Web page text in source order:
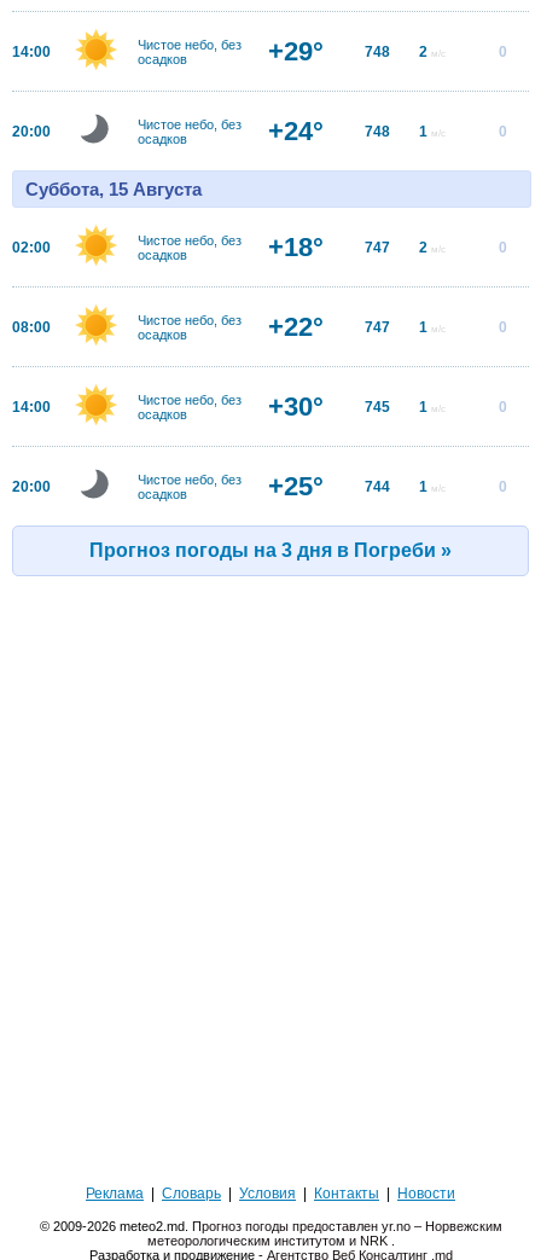
14:00
Чистое небо, без
осадков
+29° 748 2 м/с 0
20:00
Чистое небо, без
осадков
+24° 748 1 м/с 0
Суббота, 15 Августа
02:00
Чистое небо, без
осадков
+18° 747 2 м/с 0
08:00
Чистое небо, без
осадков
+22° 747 1 м/с 0
14:00
Чистое небо, без
осадков
+30° 745 1 м/с 0
20:00
Чистое небо, без
осадков
+25° 744 1 м/с 0
Прогноз погоды на 3 дня в Погреби »
Реклама Словарь Условия Контакты Новости
© 2009-2026 meteo2.md. Прогноз погоды предоставлен yr.no – Норвежским
метеорологическим институтом и NRK
Разработка и продвижение - Агентство Веб Консалтинг .md